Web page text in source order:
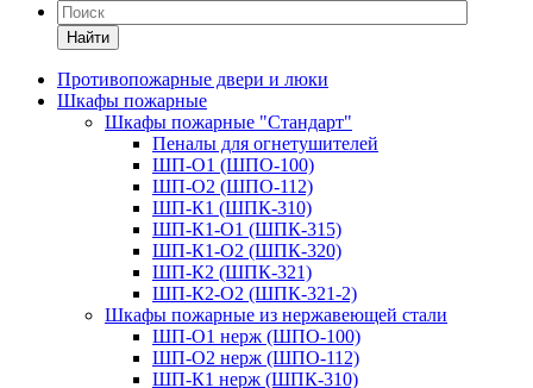
Найти
Противопожарные двери и люки
Шкафы пожарные
Шкафы пожарные "Стандарт"
Пеналы для огнетушителей
ШП-О1 (ШПО-100)
ШП-О2 (ШПО-112)
ШП-К1 (ШПК-310)
ШП-К1-О1 (ШПК-315)
ШП-К1-О2 (ШПК-320)
ШП-К2 (ШПК-321)
ШП-К2-О2 (ШПК-321-2)
Шкафы пожарные из нержавеющей стали
ШП-О1 нерж (ШПО-100)
ШП-О2 нерж (ШПО-112)
ШП-К1 нерж (ШПК-310)